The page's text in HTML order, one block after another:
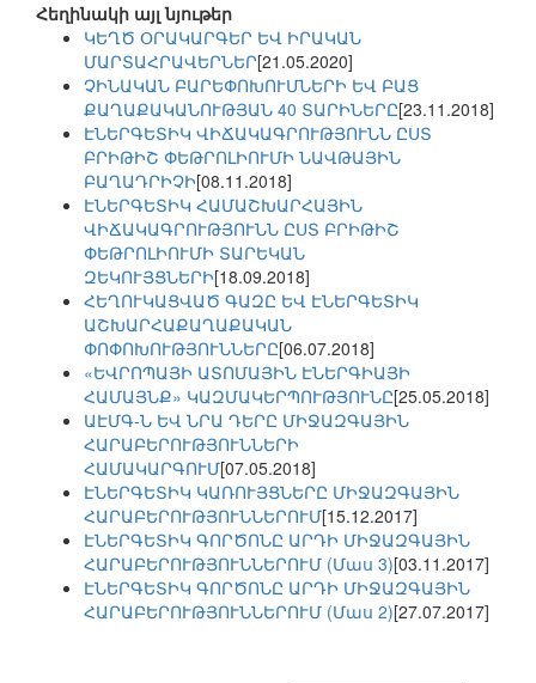
Հեղինակի այլ նյութեր
ԿԵՂԾ ՕՐԱԿԱՐԳԵՐ ԵՎ ԻՐԱԿԱՆ
ՄԱՐՏԱՀՐԱՎԵՐՆԵՐ[21.05.2020]
ՉԻՆԱԿԱՆ ԲԱՐԵՓՈԽՈՒՄՆԵՐԻ ԵՎ ԲԱՑ
ՔԱՂԱՔԱԿԱՆՈՒԹՅԱՆ 40 ՏԱՐԻՆԵՐԸ[23.11.2018]
ԷՆԵՐԳԵՏԻԿ ՎԻՃԱԿԱԳՐՈՒԹՅՈՒՆՆ ԸՍՏ
ԲՐԻԹԻՇ ՓԵԹՐՈԼԻՈՒՄԻ ՆԱՎԹԱՅԻՆ
ԲԱՂԱԴՐԻՉԻ[08.11.2018]
ԷՆԵՐԳԵՏԻԿ ՀԱՄԱՇԽԱՐՀԱՅԻՆ
ՎԻՃԱԿԱԳՐՈՒԹՅՈՒՆՆ ԸՍՏ ԲՐԻԹԻՇ
ՓԵԹՐՈԼԻՈՒՄԻ ՏԱՐԵԿԱՆ
ԶԵԿՈՒՅՑՆԵՐԻ[18.09.2018]
ՀԵՂՈՒԿԱՑՎԱԾ ԳԱԶԸ ԵՎ ԷՆԵՐԳԵՏԻԿ
ԱՇԽԱՐՀԱՔԱՂԱՔԱԿԱՆ
ՓՈՓՈԽՈՒԹՅՈՒՆՆԵՐԸ[06.07.2018]
«ԵՎՐՈՊԱՅԻ ԱՏՈՄԱՅԻՆ ԷՆԵՐԳԻԱՅԻ
ՀԱՄԱՅՆՔ» ԿԱԶՄԱԿԵՐՊՈՒԹՅՈՒՆԸ[25.05.2018]
ԱԷՄԳ-Ն ԵՎ ՆՐԱ ԴԵՐԸ ՄԻՋԱԶԳԱՅԻՆ
ՀԱՐԱԲԵՐՈՒԹՅՈՒՆՆԵՐԻ
ՀԱՄԱԿԱՐԳՈՒՄ[07.05.2018]
ԷՆԵՐԳԵՏԻԿ ԿԱՌՈՒՅՑՆԵՐԸ ՄԻՋԱԶԳԱՅԻՆ
ՀԱՐԱԲԵՐՈՒԹՅՈՒՆՆԵՐՈՒՄ[15.12.2017]
ԷՆԵՐԳԵՏԻԿ ԳՈՐԾՈՆԸ ԱՐԴԻ ՄԻՋԱԶԳԱՅԻՆ
ՀԱՐԱԲԵՐՈՒԹՅՈՒՆՆԵՐՈՒՄ (Մաս 3)[03.11.2017]
ԷՆԵՐԳԵՏԻԿ ԳՈՐԾՈՆԸ ԱՐԴԻ ՄԻՋԱԶԳԱՅԻՆ
ՀԱՐԱԲԵՐՈՒԹՅՈՒՆՆԵՐՈՒՄ (Մաս 2)[27.07.2017]